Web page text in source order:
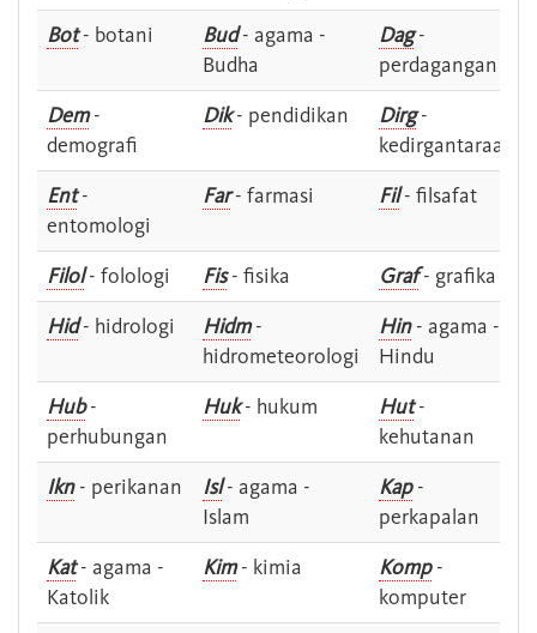
Bot- botani Bud- agama -
Budha
Dag-
perdagangan
Dem-
demografi
Dik- pendidikan Dirg-
kedirgantaraan
Ent-
entomologi
Far- farmasi Fil- filsafat
Filol- folologi Fis- fisika Graf- grafika
Hid- hidrologi Hidm-
hidrometeorologi
Hin- agama -
Hindu
Hub-
perhubungan
Huk- hukum Hut-
kehutanan
Ikn- perikanan Isl- agama -
Islam
Kap-
perkapalan
Kat- agama -
Katolik
Kim- kimia Komp-
komputer